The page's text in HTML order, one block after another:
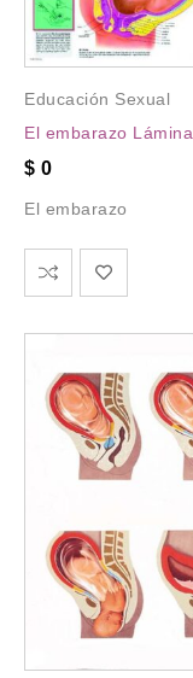
Educación Sexual
El embarazo Lámina
$ 0
El embarazo